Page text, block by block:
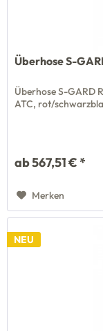
Überhose S-
Überhose S-GARD
ATC, rot/
ab 567,51 € *
Merken
NEU